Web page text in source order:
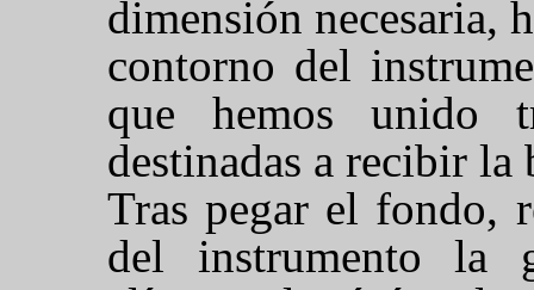
dimensión necesaria,
contorno del
que hemos unido
destinadas a recibir la
Tras pegar el fondo,
del instrumento la